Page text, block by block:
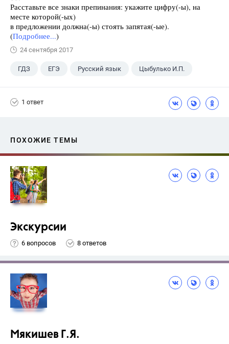
Расставьте все знаки препинания: укажите цифру(-ы), на
месте которой(-ых)
в предложении должна(-ы) стоять запятая(-ые).
(Подробнее...)
24 сентября 2017
ГДЗ ЕГЭ Русский язык Цыбулько И.П.
1 ответ
ПОХОЖИЕ ТЕМЫ
Экскурсии
6 вопросов 8 ответов
Мякишев Г.Я.